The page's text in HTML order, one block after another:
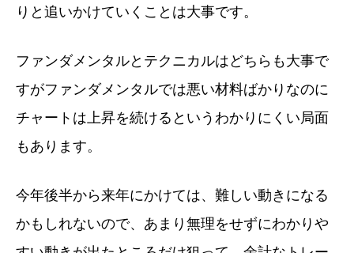
りと追いかけていくことは大事です。
ファンダメンタルとテクニカルはどちらも大事で
すがファンダメンタルでは悪い材料ばかりなのに
チャートは上昇を続けるというわかりにくい局面
もあります。
今年後半から来年にかけては、難しい動きになる
かもしれないので、あまり無理をせずにわかりや